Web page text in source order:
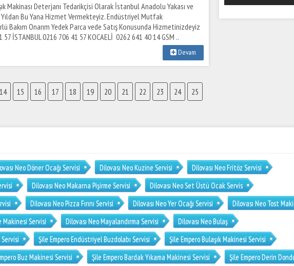
Makinası Deterjanı Tedarikçisi Olarak İstanbul Anadolu Yakası ve
Bu Yana Hizmet Vermekteyiz. Endüstriyel Mutfak
Bakım Onarım Yedek Parca vede Satış Konusunda Hizmetinizdeyiz
57 İSTANBUL 0216 706 41 57 KOCAELİ 0262 641 40 14 GSM ..
Devam
14 15 16 17 18 19 20 21 22 23 24 25
Neo Döner Ocağı Servisi Dilovası Neo Kuzine Servisi
Dilovası Neo Fritöz Servisi
Dilovası Neo Makarna Pişirme Servisi
Dilovası Neo Set Üstü Ocak Servis
Dilovası Neo Pizza Fırını Servisi Dilovası Neo Yer Ocağı Servisi
Dilovası Neo Tost
Makinesi Servisi Dilovası Neo Mayalandırma Servisi
Dilovası Neo Bulaş
Şile Empero Endüstriyel Buzdolabı Servisi
Şile Empero Bulaşık Makinesi Servisi
Buz Makinesi Servisi Şile Empero Bardak Yıkama Makinesi Servisi
Şile Empero Derin